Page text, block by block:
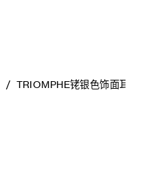
TRIOMPHE铑银色饰面耳钉